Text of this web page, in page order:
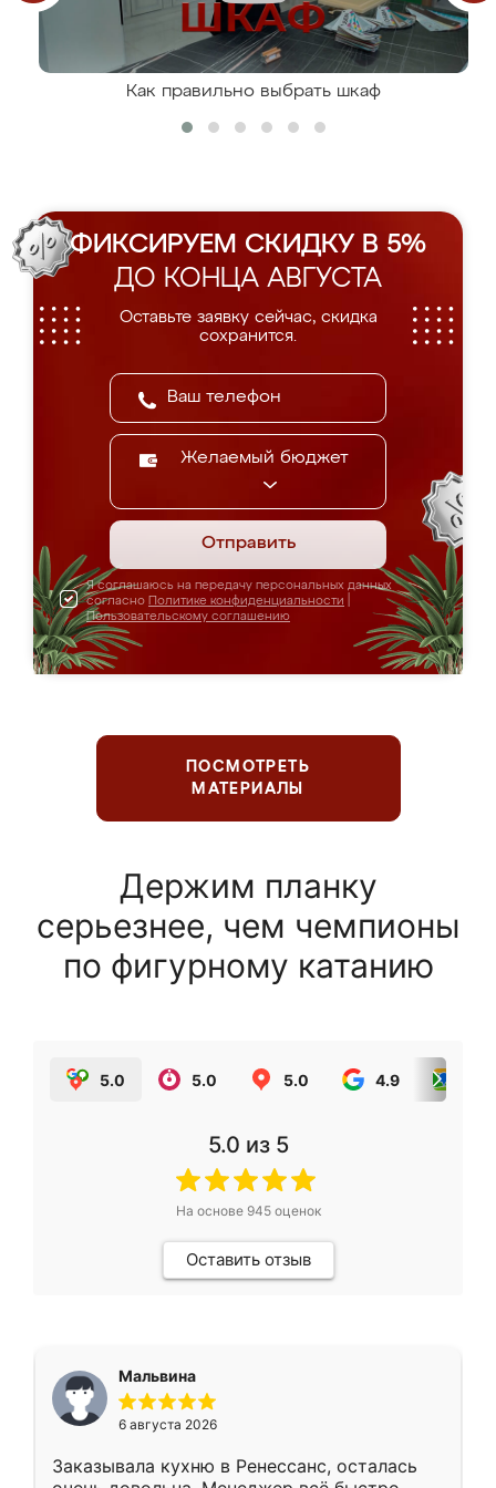
Как правильно выбрать шкаф
ФИКСИРУЕМ СКИДКУ В 5%
ДО КОНЦА АВГУСТА
Оставьте заявку сейчас, скидка
сохранится.
Желаемый бюджет
Отправить
Я соглашаюсь на передачу персональных данных
согласно Политике конфиденциальности
Пользовательскому соглашению
ПОСМОТРЕТЬ
МАТЕРИАЛЫ
Держим планку
серьезнее, чем чемпионы
по фигурному катанию
5.0 5.0 5.0 4.9
5.0 из 5
На основе 945оценок
Оставить отзыв
Мальвина
6 августа 2026
Заказывала кухню в Ренессанс, осталась